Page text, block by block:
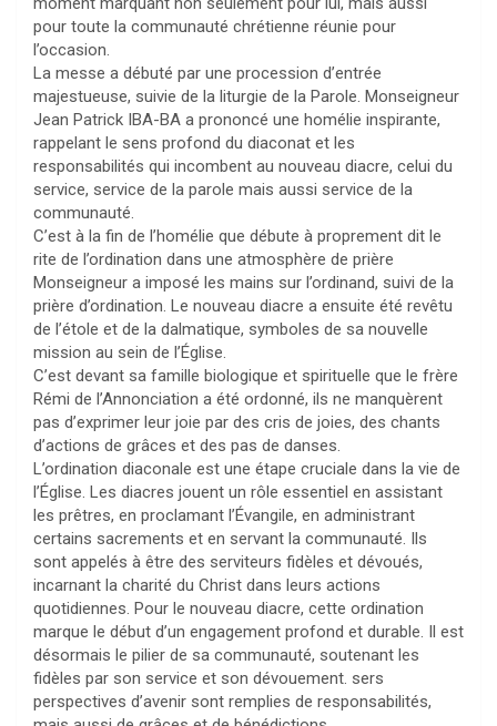
pour toute la communauté chrétienne réunie pour
l’occasion.
La messe a débuté par une procession d’entrée
majestueuse, suivie de la liturgie de la Parole. Monseigneur
Jean Patrick IBA-BA a prononcé une homélie inspirante,
rappelant le sens profond du diaconat et les
responsabilités qui incombent au nouveau diacre, celui du
service, service de la parole mais aussi service de la
communauté.
C’est à la fin de l’homélie que débute à proprement dit le
rite de l’ordination dans une atmosphère de prière
Monseigneur a imposé les mains sur l’ordinand, suivi de la
prière d’ordination. Le nouveau diacre a ensuite été revêtu
de l’étole et de la dalmatique, symboles de sa nouvelle
mission au sein de l’Église.
C’est devant sa famille biologique et spirituelle que le frère
Rémi de l’Annonciation a été ordonné, ils ne manquèrent
pas d’exprimer leur joie par des cris de joies, des chants
d’actions de grâces et des pas de danses.
L’ordination diaconale est une étape cruciale dans la vie de
l’Église. Les diacres jouent un rôle essentiel en assistant
les prêtres, en proclamant l’Évangile, en administrant
certains sacrements et en servant la communauté. Ils
sont appelés à être des serviteurs fidèles et dévoués,
incarnant la charité du Christ dans leurs actions
quotidiennes. Pour le nouveau diacre, cette ordination
marque le début d’un engagement profond et durable. Il est
désormais le pilier de sa communauté, soutenant les
fidèles par son service et son dévouement. sers
perspectives d’avenir sont remplies de responsabilités,